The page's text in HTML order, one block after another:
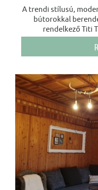
A trendi stílusú,
bútorokkal
rendelkező Titi